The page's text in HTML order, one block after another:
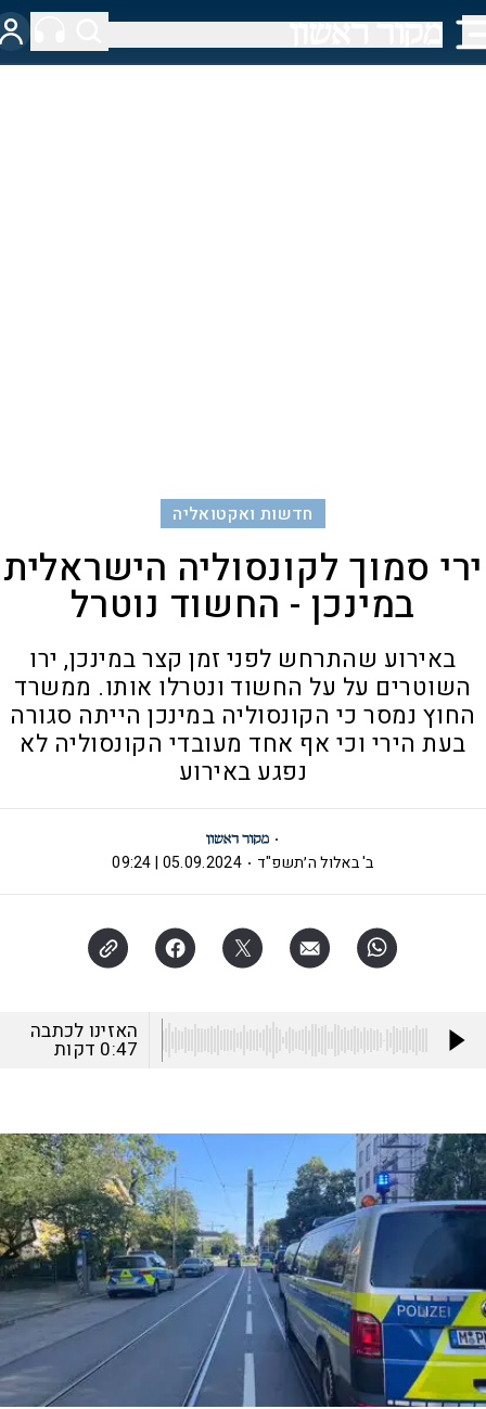
חדשות ואקטואליה
ירי סמוך לקונסוליה הישראלית
במינכן - החשוד נוטרל
באירוע שהתרחש לפני זמן קצר במינכן, ירו
השוטרים על על החשוד ונטרלו אותו. ממשרד
החוץ נמסר כי הקונסוליה במינכן הייתה סגורה
בעת הירי וכי אף אחד מעובדי הקונסוליה לא
נפגע באירוע
ב' באלול ה׳תשפ"ד 05.09.2024 | 09:24
האזינו לכתבה
0:47 דקות